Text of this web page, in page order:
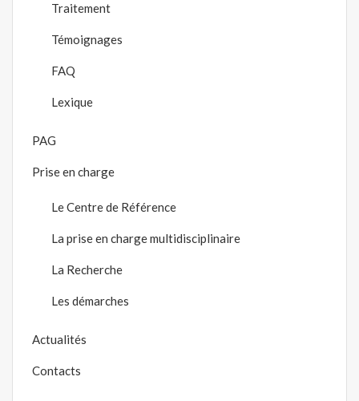
Traitement
Témoignages
FAQ
Lexique
PAG
Prise en charge
Le Centre de Référence
La prise en charge multidisciplinaire
La Recherche
Les démarches
Actualités
Contacts